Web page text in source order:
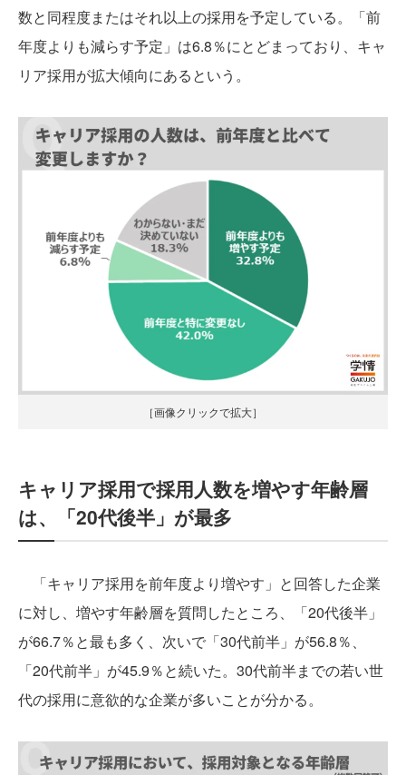
数と同程度またはそれ以上の採用を予定している。「前
年度よりも減らす予定」は6.8％にとどまっており、キャ
リア採用が拡大傾向にあるという。
［画像クリックで拡大］
キャリア採用で採用人数を増やす年齢層
は、「20代後半」が最多
「キャリア採用を前年度より増やす」と回答した企業
に対し、増やす年齢層を質問したところ、「20代後半」
が66.7％と最も多く、次いで「30代前半」が56.8％、
「20代前半」が45.9％と続いた。30代前半までの若い世
代の採用に意欲的な企業が多いことが分かる。